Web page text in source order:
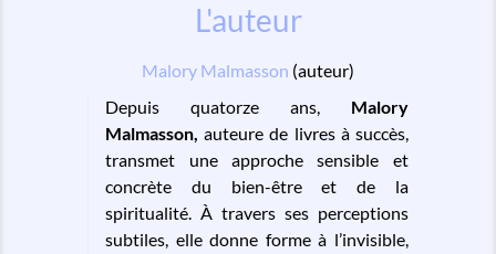
L'auteur
Malory Malmasson (auteur)
Depuis quatorze ans, Malory
Malmasson,auteure de livres à succès,
transmet une approche sensible et
concrète du bien-être et de la
spiritualité. À travers ses perceptions
subtiles, elle donne forme à l’invisible,